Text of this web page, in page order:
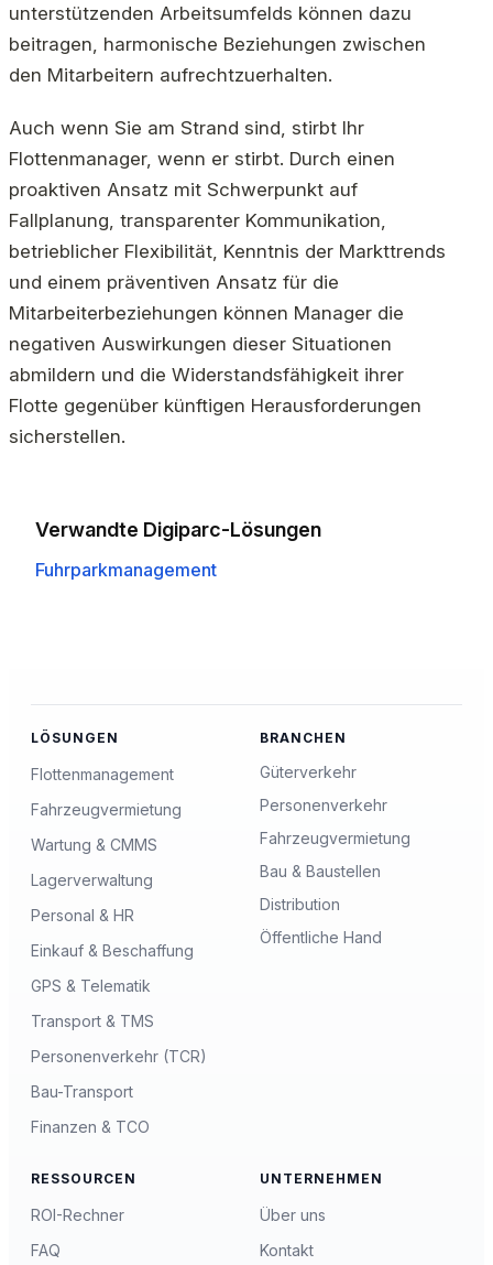
unterstützenden Arbeitsumfelds können dazu
beitragen, harmonische Beziehungen zwischen
den Mitarbeitern aufrechtzuerhalten.
Auch wenn Sie am Strand sind, stirbt Ihr
Flottenmanager, wenn er stirbt. Durch einen
proaktiven Ansatz mit Schwerpunkt auf
Fallplanung, transparenter Kommunikation,
betrieblicher Flexibilität, Kenntnis der Markttrends
und einem präventiven Ansatz für die
Mitarbeiterbeziehungen können Manager die
negativen Auswirkungen dieser Situationen
abmildern und die Widerstandsfähigkeit ihrer
Flotte gegenüber künftigen Herausforderungen
sicherstellen.
Verwandte Digiparc-Lösungen
Fuhrparkmanagement
LÖSUNGEN
Flottenmanagement
Fahrzeugvermietung
Wartung & CMMS
Lagerverwaltung
Personal & HR
Einkauf & Beschaffung
GPS & Telematik
Transport & TMS
Personenverkehr (TCR)
Bau-Transport
Finanzen & TCO
BRANCHEN
Güterverkehr
Personenverkehr
Fahrzeugvermietung
Bau & Baustellen
Distribution
Öffentliche Hand
RESSOURCEN
ROI-Rechner
FAQ
UNTERNEHMEN
Über uns
Kontakt